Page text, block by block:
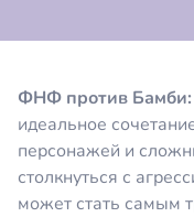
ФНФ против
идеальное
персонажей и
столкнуться с
может стать самым